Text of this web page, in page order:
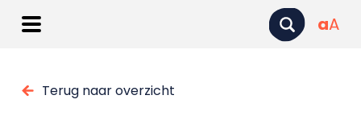
aA
Terug naar overzicht